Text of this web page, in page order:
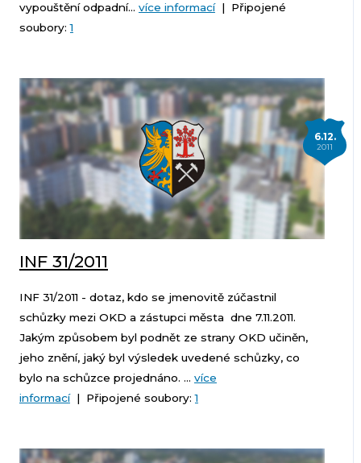
vypouštění odpadní... více informací| Připojené
soubory:1
6.12.
2011
INF 31/2011
INF 31/2011 - dotaz, kdo se jmenovitě zúčastnil
schůzky mezi OKD a zástupci města dne 7.11.2011.
Jakým způsobem byl podnět ze strany OKD učiněn,
jeho znění, jaký byl výsledek uvedené schůzky, co
bylo na schůzce projednáno. ... více
informací| Připojené soubory:1